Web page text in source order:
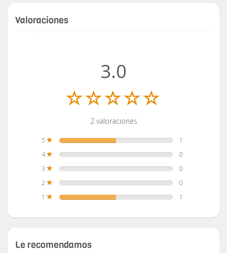
Valoraciones
3.0
2 valoraciones
5
1
4
0
3
0
2
0
1
1
Le recomendamos